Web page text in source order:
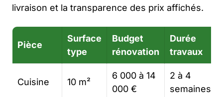
livraison et la transparence des prix affichés.
Pièce
Surface
type
Budget
rénovation
Durée
travaux
Cuisine 10 m²
6 000 à 14
000 €
2 à 4
semaines